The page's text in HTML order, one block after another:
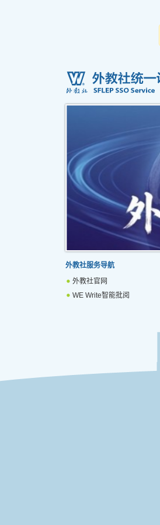
外教社服务导航
外教社官网
WE Write智能批阅